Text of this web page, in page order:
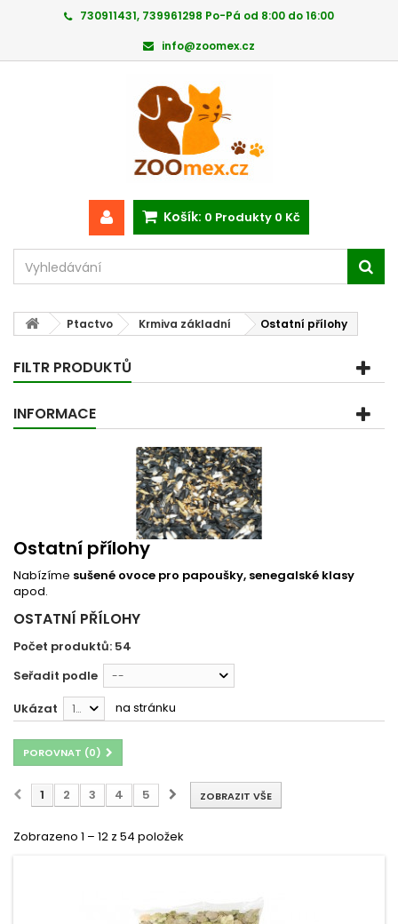
730911431, 739961298 Po-Pá od 8:00 do 16:00
info@zoomex.cz
Košík: 0 Produkty 0 Kč
Ptactvo Krmiva základní Ostatní přílohy
FILTR PRODUKTŮ
INFORMACE
Ostatní přílohy
Nabízíme sušené ovoce pro papoušky, senegalské klasy
apod.
OSTATNÍ PŘÍLOHY
Počet produktů: 54
Seřadit podle
--
Ukázat 12 na stránku
POROVNAT (0)
ZOBRAZIT VŠE
1 2 3 4 5
Zobrazeno 1 – 12 z 54 položek